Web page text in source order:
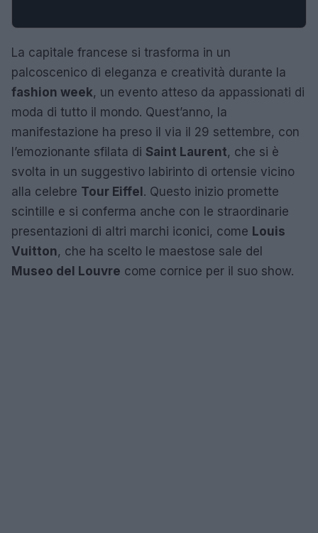
La capitale francese si trasforma in un
palcoscenico di eleganza e creatività durante la
fashion week, un evento atteso da appassionati di
moda di tutto il mondo. Quest’anno, la
manifestazione ha preso il via il 29 settembre, con
l’emozionante sfilata di Saint Laurent, che si è
svolta in un suggestivo labirinto di ortensie vicino
alla celebre Tour Eiffel. Questo inizio promette
scintille e si conferma anche con le straordinarie
presentazioni di altri marchi iconici, come Louis
Vuitton, che ha scelto le maestose sale del
Museo del Louvre come cornice per il suo show.